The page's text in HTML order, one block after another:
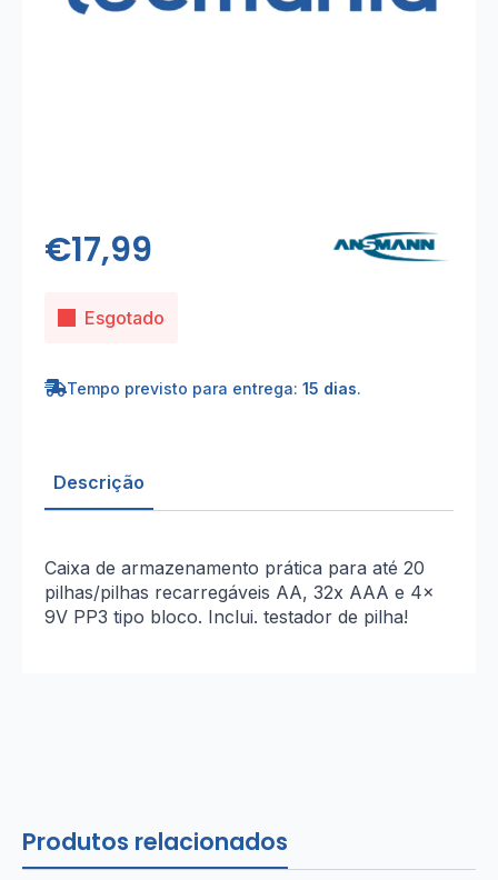
€17,99
Esgotado
Tempo previsto para entrega: 15 dias.
Descrição
Caixa de armazenamento prática para até 20
pilhas/pilhas recarregáveis AA, 32x AAA e 4x
9V PP3 tipo bloco. Inclui. testador de pilha!
Produtos relacionados